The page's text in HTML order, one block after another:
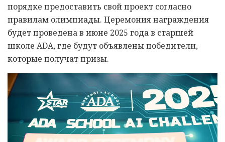
порядке предоставить свой проект согласно
правилам олимпиады. Церемония награждения
будет проведена в июне 2025 года в старшей
школе ADA, где будут объявлены победители,
которые получат призы.